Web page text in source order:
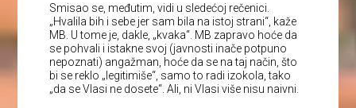
Smisao se, međutim, vidi u sledećoj rečenici.
„Hvalila bih i sebe jer sam bila na istoj strani“, kaže
MB. U tome je, dakle, „kvaka“. MB zapravo hoće da
se pohvali i istakne svoj (javnosti inače potpuno
nepoznati) angažman, hoće da se na taj način, što
bi se reklo „legitimiše“, samo to radi izokola, tako
„da se Vlasi ne dosete“. Ali, ni Vlasi više nisu naivni.